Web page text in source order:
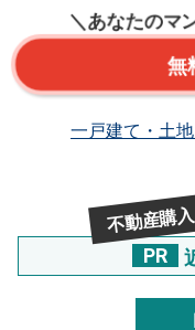
＼あなたのマ
無
一戸建て・土
不動産購
PR